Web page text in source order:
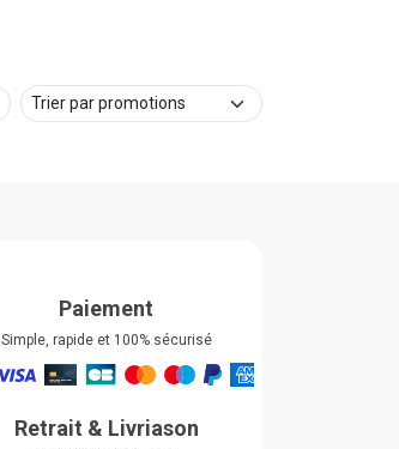
Paiement
Simple, rapide et 100% sécurisé
Retrait & Livriason